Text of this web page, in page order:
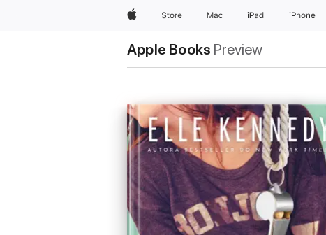
AppleStore Mac iPad iPhone
Apple Books Preview